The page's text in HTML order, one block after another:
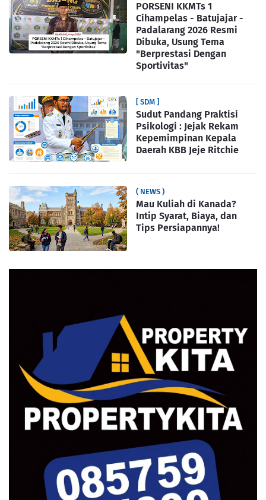
PORSENI KKMTs 1
Cihampelas - Batujajar -
Padalarang 2026 Resmi
Dibuka, Usung Tema
"Berprestasi Dengan
Sportivitas"
[ SDM ]
Sudut Pandang Praktisi
Psikologi : Jejak Rekam
Kepemimpinan Kepala
Daerah KBB Jeje Ritchie
( NEWS )
Mau Kuliah di Kanada?
Intip Syarat, Biaya, dan
Tips Persiapannya!